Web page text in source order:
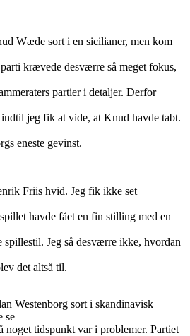
Wæde sort i en sicilianer, men kom
krævede desværre så meget fokus,
partier i detaljer. Derfor
jeg fik at vide, at Knud havde tabt.
eneste gevinst.
Friis hvid. Jeg fik ikke set
havde fået en fin stilling med en
Jeg så desværre ikke, hvordan
det altså til.
Westenborg sort i skandinavisk
se
noget tidspunkt var i problemer. Partiet